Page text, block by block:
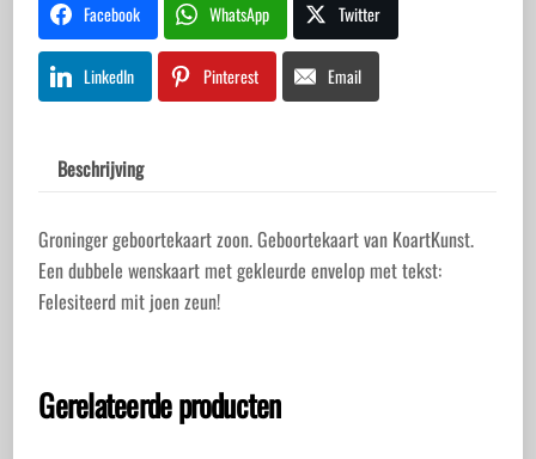
Facebook WhatsApp Twitter
LinkedIn Pinterest Email
Beschrijving
Groninger geboortekaart zoon. Geboortekaart van KoartKunst.
Een dubbele wenskaart met gekleurde envelop met tekst:
Felesiteerd mit joen zeun!
Gerelateerde producten